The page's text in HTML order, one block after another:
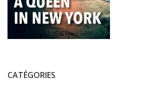
CATÉGORIES